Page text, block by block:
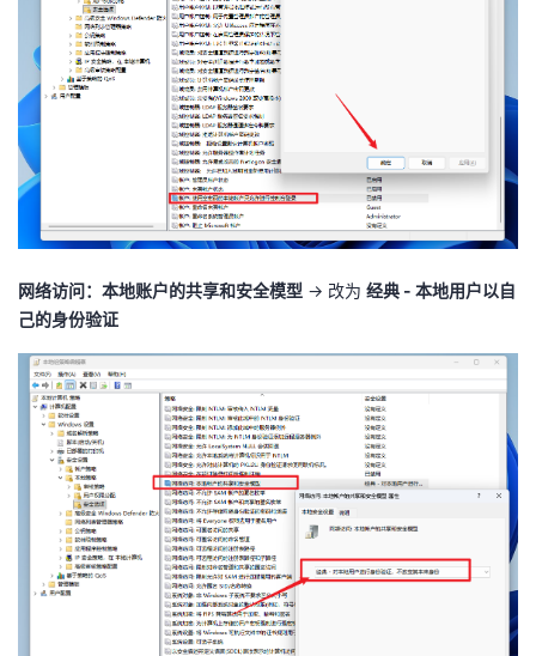
网络访问：本地账户的共享和安全模型 → 改为 经典 - 本地用户以自
己的身份验证